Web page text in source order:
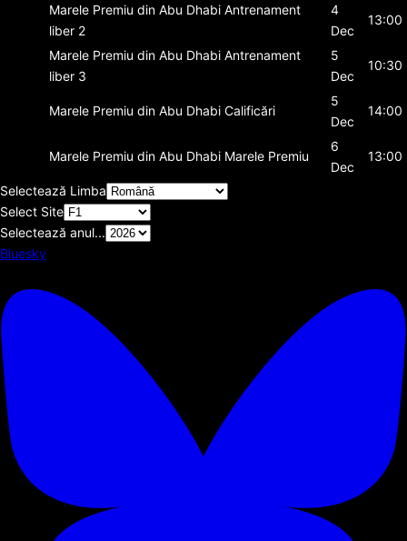
Marele Premiu din Abu Dhabi Antrenament
liber 2
4
Dec
13:00
Marele Premiu din Abu Dhabi Antrenament
liber 3
5
Dec
10:30
Marele Premiu din Abu Dhabi Calificări
5
Dec
14:00
Marele Premiu din Abu Dhabi Marele Premiu
6
Dec
13:00
Selectează Limba
Select Site
Selectează anul...
Bluesky